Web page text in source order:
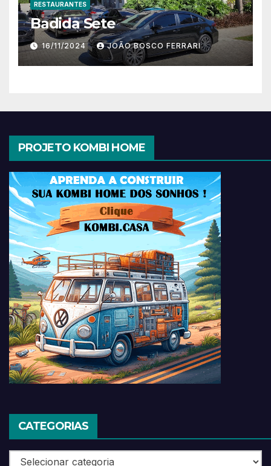
RESTAURANTES
Badida Sete
16/11/2024 JOÃO BOSCO FERRARI
PROJETO KOMBI HOME
CATEGORIAS
Categorias